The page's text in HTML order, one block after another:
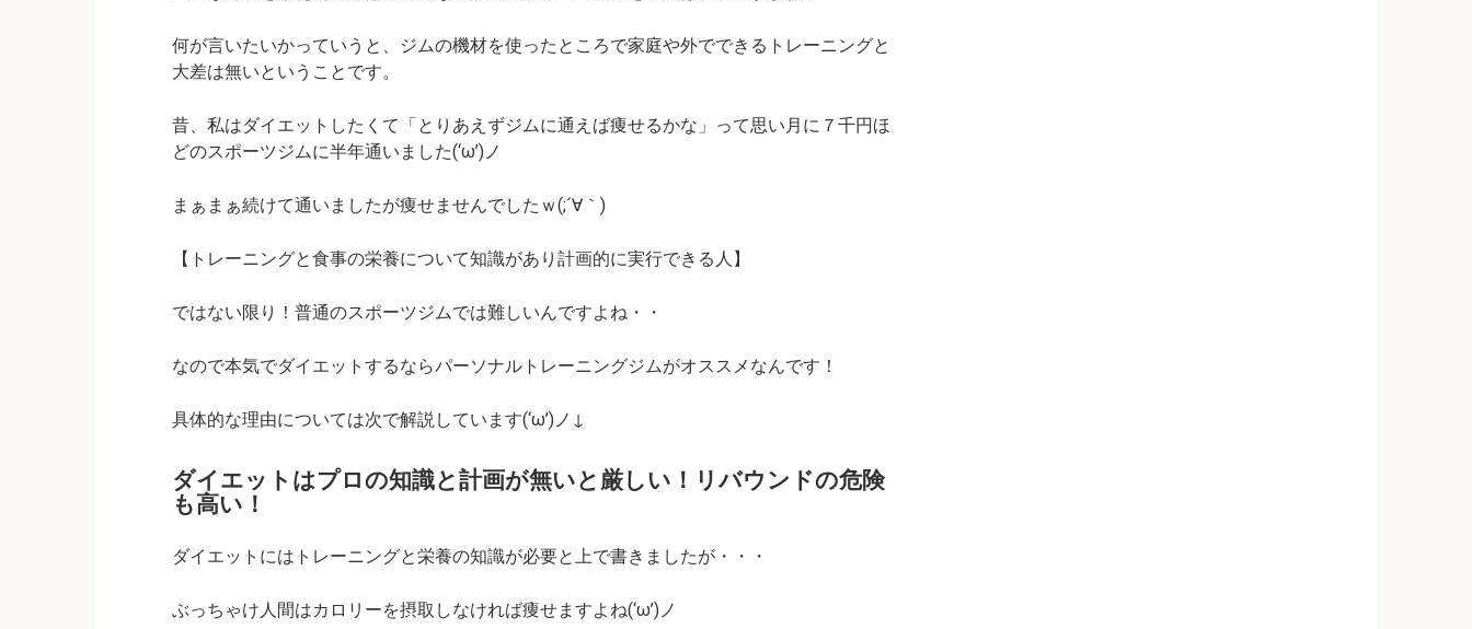
何が言いたいかっていうと、ジムの機材を使ったところで家庭や外でできるトレーニングと
大差は無いということです。
昔、私はダイエットしたくて「とりあえずジムに通えば痩せるかな」って思い月に７千円ほ
どのスポーツジムに半年通いました(‘ω’)ノ
まぁまぁ続けて通いましたが痩せませんでしたｗ(;´∀｀)
【トレーニングと食事の栄養について知識があり計画的に実行できる人】
ではない限り！普通のスポーツジムでは難しいんですよね・・
なので本気でダイエットするならパーソナルトレーニングジムがオススメなんです！
具体的な理由については次で解説しています(‘ω’)ノ↓
ダイエットはプロの知識と計画が無いと厳しい！リバウンドの危険
も高い！
ダイエットにはトレーニングと栄養の知識が必要と上で書きましたが・・・
ぶっちゃけ人間はカロリーを摂取しなければ痩せますよね(‘ω’)ノ